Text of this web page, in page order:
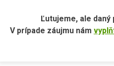
Ľutujeme, ale daný
V prípade záujmu nám